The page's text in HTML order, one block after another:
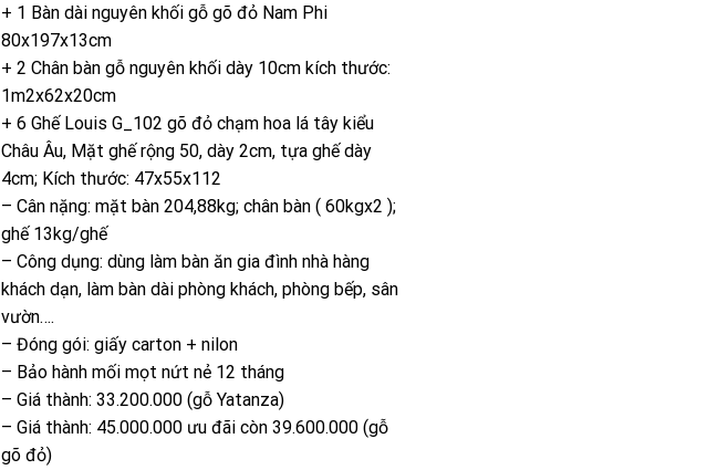
+ 1 Bàn dài nguyên khối gỗ gõ đỏ Nam Phi
80x197x13cm
+ 2 Chân bàn gỗ nguyên khối dày 10cm kích thước:
1m2x62x20cm
+ 6 Ghế Louis G_102 gõ đỏ chạm hoa lá tây kiểu
Châu Âu, Mặt ghế rộng 50, dày 2cm, tựa ghế dày
4cm; Kích thước: 47x55x112
– Cân nặng: mặt bàn 204,88kg; chân bàn ( 60kgx2 );
ghế 13kg/ghế
– Công dụng: dùng làm bàn ăn gia đình nhà hàng
khách dạn, làm bàn dài phòng khách, phòng bếp, sân
vườn….
– Đóng gói: giấy carton + nilon
– Bảo hành mối mọt nứt nẻ 12 tháng
– Giá thành: 33.200.000 (gỗ Yatanza)
– Giá thành: 45.000.000 ưu đãi còn 39.600.000 (gỗ
gõ đỏ)